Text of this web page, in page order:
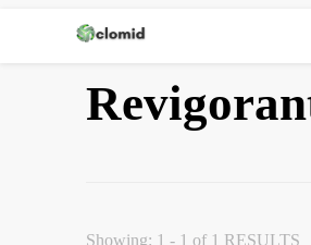
Clomid
Showing: 1 - 1 of 1 RESULTS